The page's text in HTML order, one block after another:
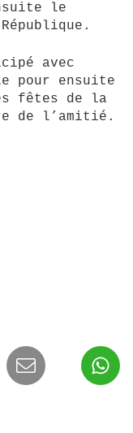
le
avec
pour ensuite
fêtes de la
de l’amitié.